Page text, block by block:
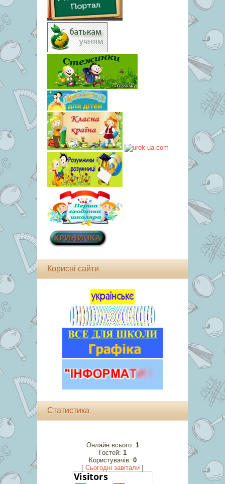
Корисні сайти
Статистика
Онлайн всього: 1
Гостей: 1
Користувачів: 0
[ Cьогодні завітали ]